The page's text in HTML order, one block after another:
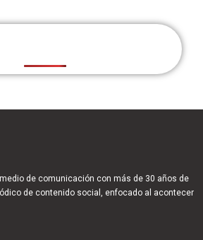
de comunicación con más de 30 años de
de contenido social, enfocado al acontecer